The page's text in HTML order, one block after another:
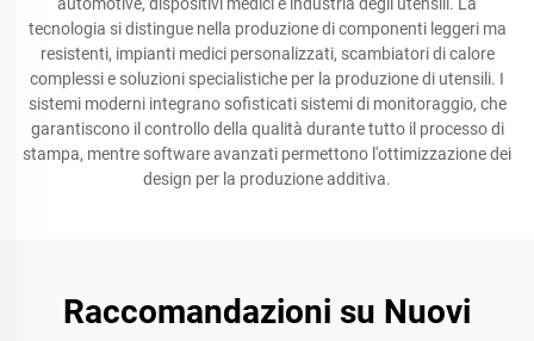
tecnologia si distingue nella produzione di componenti leggeri ma
resistenti, impianti medici personalizzati, scambiatori di calore
complessi e soluzioni specialistiche per la produzione di utensili. I
sistemi moderni integrano sofisticati sistemi di monitoraggio, che
garantiscono il controllo della qualità durante tutto il processo di
stampa, mentre software avanzati permettono l'ottimizzazione dei
design per la produzione additiva.
Raccomandazioni su Nuovi